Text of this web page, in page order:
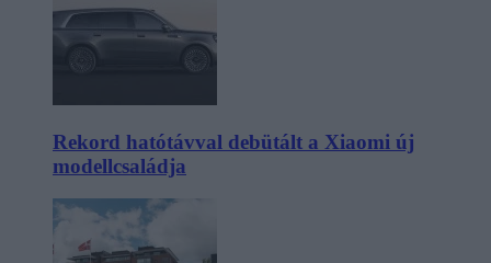
Rekord hatótávval debütált a Xiaomi új
modellcsaládja